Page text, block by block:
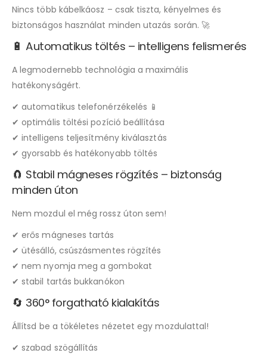
Nincs több kábelkáosz – csak tiszta, kényelmes és
biztonságos használat minden utazás során. 🚀
🔋 Automatikus töltés – intelligens felismerés
A legmodernebb technológia a maximális
hatékonyságért.
✔ automatikus telefonérzékelés 📱
✔ optimális töltési pozíció beállítása
✔ intelligens teljesítmény kiválasztás
✔ gyorsabb és hatékonyabb töltés
🧲 Stabil mágneses rögzítés – biztonság
minden úton
Nem mozdul el még rossz úton sem!
✔ erős mágneses tartás
✔ ütésálló, csúszásmentes rögzítés
✔ nem nyomja meg a gombokat
✔ stabil tartás bukkanókon
🔄 360° forgatható kialakítás
Állítsd be a tökéletes nézetet egy mozdulattal!
✔ szabad szögállítás